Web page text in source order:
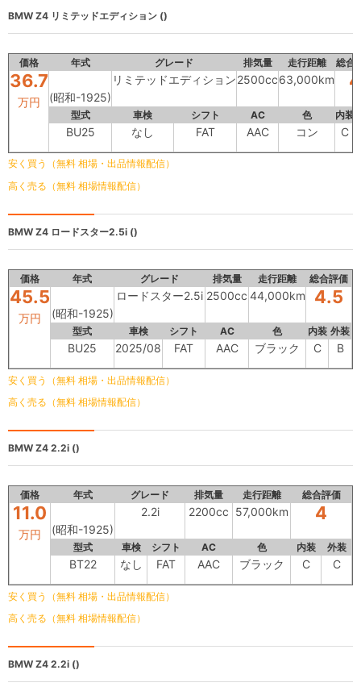
BMW Z4 リミテッドエディション ()
価格 年式 グレード 排気量 走行距離 総合
36.7
万円 (昭和-1925)
リミテッドエディション2500cc63,000km 4
型式 車検 シフト AC 色 内装
BU25 なし FAT AAC コン C
安く買う（無料 相場・出品情報配信）
高く売る（無料 相場情報配信）
BMW Z4 ロードスター2.5i ()
価格 年式 グレード 排気量 走行距離 総合評価
45.5
万円 (昭和-1925)
ロードスター2.5i 2500cc 44,000km 4.5
型式 車検 シフト AC 色 内装 外装
BU25 2025/08 FAT AAC ブラック C B
安く買う（無料 相場・出品情報配信）
高く売る（無料 相場情報配信）
BMW Z4 2.2i ()
価格 年式 グレード 排気量 走行距離 総合評価
11.0
万円 (昭和-1925)
2.2i 2200cc 57,000km 4
型式 車検 シフト AC 色 内装 外装
BT22 なし FAT AAC ブラック C C
安く買う（無料 相場・出品情報配信）
高く売る（無料 相場情報配信）
BMW Z4 2.2i ()